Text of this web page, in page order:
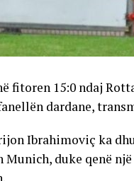
fitoren 15:0 ndaj
dardane,
Ibrahimoviç ka
Munich, duke qenë